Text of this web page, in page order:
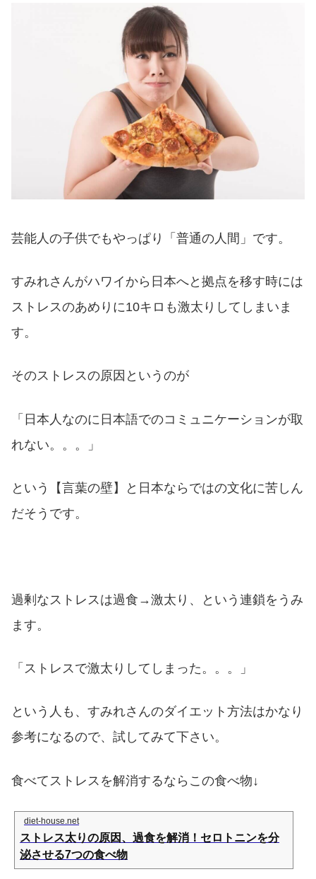
芸能人の子供でもやっぱり「普通の人間」です。
すみれさんがハワイから日本へと拠点を移す時には
ストレスのあめりに10キロも激太りしてしまいま
す。
そのストレスの原因というのが
「日本人なのに日本語でのコミュニケーションが取
れない。。。」
という【言葉の壁】と日本ならではの文化に苦しん
だそうです。
過剰なストレスは過食→激太り、という連鎖をうみ
ます。
「ストレスで激太りしてしまった。。。」
という人も、すみれさんのダイエット方法はかなり
参考になるので、試してみて下さい。
食べてストレスを解消するならこの食べ物↓
diet-house.net
ストレス太りの原因、過食を解消！セロトニンを分
泌させる7つの食べ物